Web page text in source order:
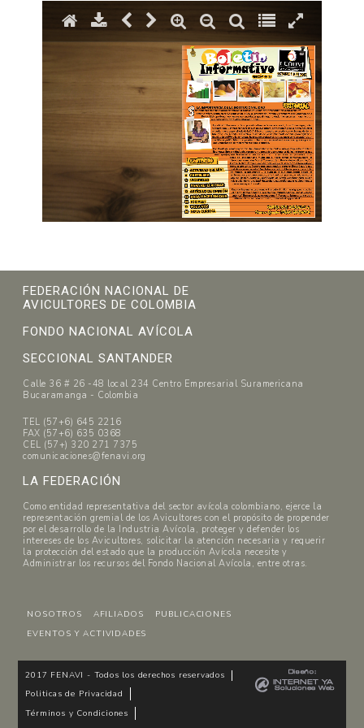
FEDERACIÓN NACIONAL DE
AVICULTORES DE COLOMBIA
FONDO NACIONAL AVÍCOLA
SECCIONAL SANTANDER
Calle 36 # 26 -48 local 234 Centro Empresarial Suramericana
Bucaramanga - Colombia
TEL (57+6) 645 2216
FAX (57+6) 635 0368
CEL (57+) 320 271 7375
comunicaciones@fenavi.org
LA FEDERACIÓN
Como entidad representativa del sector avícola colombiano, ejerce la
representación gremial de los Avicultores con el propósito de propender
por el desarrollo de la Industria Avícola, proteger y defender los
intereses de los Avicultores, solicitar la atención necesaria y requerir
la protección del estado que la producción Avícola necesite y
Administrar los recursos del Fondo Nacional Avícola, entre otras.
NOSOTROS AFILIADOS
PUBLICACIONES
EVENTOS Y ACTIVIDADES
2017 FENAVI - Todos los derechos reservados
Politicas de Privacidad
Términos y Condiciones